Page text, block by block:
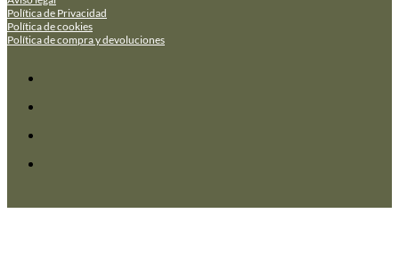
Política de Privacidad
Política de cookies
Política de compra y devoluciones